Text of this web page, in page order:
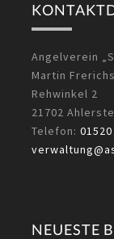
Angelverein
Martin Frerichs
Rehwinkel 2
21702
Telefon:
NEUESTE